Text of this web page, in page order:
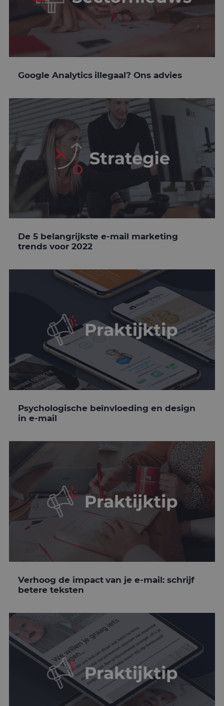
Google Analytics illegaal? Ons advies
De 5 belangrijkste e-mail marketing
trends voor 2022
Psychologische beïnvloeding en design
in e-mail
Verhoog de impact van je e-mail: schrijf
betere teksten